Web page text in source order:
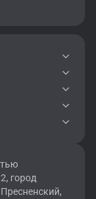
город